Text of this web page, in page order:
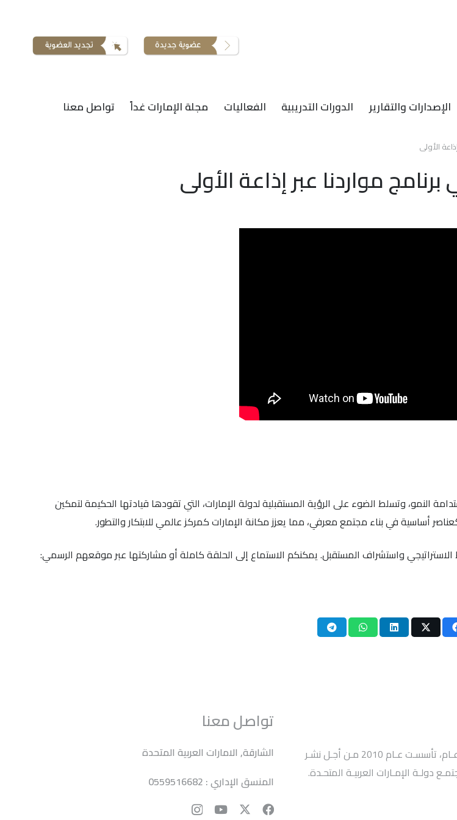
الإصدارات والتقارير الدورات التدريبية الفعاليات مجلة الإمارات غداً تواصل معنا
الأولى
مواردنا عبر إذاعة الأولى
النمو، وتسلط الضوء على الرؤية المستقبلية لدولة الإمارات، التي تقودها قيادتها الحكيمة لتمكين
أساسية في بناء مجتمع معرفي، مما يعزز مكانة الإمارات كمركز عالمي للابتكار والتطور.
الاستراتيجي واستشراف المستقبل. يمكنكم الاستماع إلى الحلقة كاملة أو مشاركتها عبر موقعهم الرسمي:
جمعيـة الإمـارات للتخطيـط الإستراتيجي واستشـراف المسـتقبل هي جمعيـة ذات نفـع عـام، تأسسـت عـام 2010 مـن أجـل نشـر
دولـة الإمـارات العربيـة المتحـدة.
تواصل معنا
الشارقة, الامارات العربية المتحدة
المنسق الإداري : 0559516682